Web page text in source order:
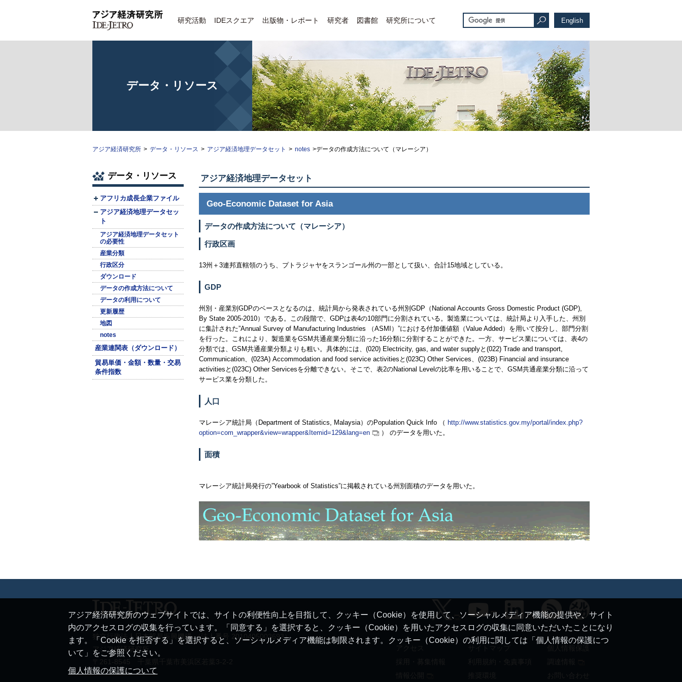
研究活動 IDEスクエア 出版物・レポート 研究者 図書館 研究所について English
データ・リソース
アジア経済研究所 > データ・リソース > アジア経済地理データセット > notes >データの作成方法について（マレーシア）
データ・リソース
アフリカ成長企業ファイル
アジア経済地理データセッ
ト
アジア経済地理データセット
の必要性
産業分類
行政区分
ダウンロード
データの作成方法について
データの利用について
更新履歴
地図
notes
産業連関表（ダウンロード）
貿易単価・金額・数量・交易
条件指数
アジア経済地理データセット
Geo-Economic Dataset for Asia
データの作成方法について（マレーシア）
行政区画
13州＋3連邦直轄領のうち、プトラジャヤをスランゴール州の一部として扱い、合計15地域としている。
GDP
州別・産業別 GDPのベースとなるのは、統計局から発表されている州別 GDP（National Accounts Gross Domestic Product (GDP),
By State 2005-2010） である。この段階で、 GDPは表4の10部門に分割されている。製造業については、統計局より入手した、州別
に集計された”Annual Survey of Manufacturing Industries （ASMI）”における付加価値額（Value Added ）を用いて按分し、部門分割
を行った。これにより、製造業をGSM共通産業分類に沿った16分類に分割することができた。一方、サービス業については、表4の
分類では、GSM共通産業分類よりも粗い。具体的には、 (020) Electricity, gas, and water supplyと(022) Trade and transport,
Communication、(023A) Accommodation and food service activitiesと(023C) Other Services、(023B) Financial and insurance
activitiesと(023C) Other Servicesを分離できない。そこで、表2のNational Level の比率を用いることで、GSM共通産業分類に沿って
サービス業を分類した。
人口
マレーシア統計局（ Department of Statistics, Malaysia）のPopulation Quick Info （ http://www.statistics.gov.my/portal/index.php?
option=com_wrapper&view=wrapper&Itemid=129&lang=en
） のデータを用いた。
面積
マレーシア統計局発行の”Yearbook of Statistics”に掲載されている州別面積のデータを用いた。
独立行政法人日本貿易振興機構 （法人番号 2010405003693）
アジア経済研究所
アジア経済研究所のウェブサイトでは、サイトの利便性向上を目指して、クッキー（Cookie）を使用して、ソーシャルメディア機能の提供や、サイト
内のアクセスログの収集を行っています。「同意する」を選択すると、クッキー（Cookie）を用いたアクセスログの収集に同意いただいたことになり
ます。「Cookie を拒否する」を選択すると、ソーシャルメディア機能は制限されます。クッキー（Cookie）の利用に関しては「個人情報の保護につ
いて」をご参照ください。
個人情報の保護について